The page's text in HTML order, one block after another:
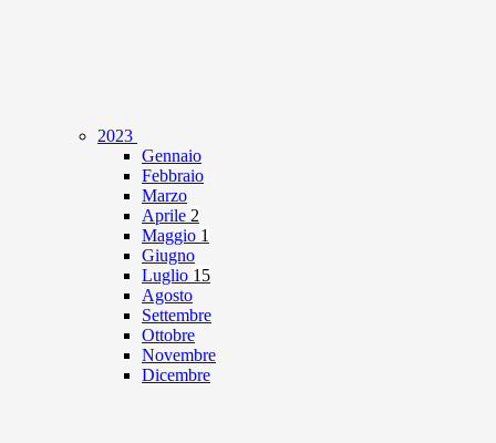
2023
Gennaio
Febbraio
Marzo
Aprile 2
Maggio 1
Giugno
Luglio 15
Agosto
Settembre
Ottobre
Novembre
Dicembre